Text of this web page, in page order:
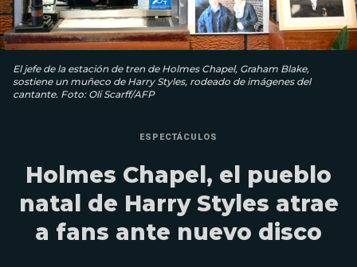
El jefe de la estación de tren de Holmes Chapel, Graham Blake,
sostiene un muñeco de Harry Styles, rodeado de imágenes del
cantante. Foto: Oli Scarff/AFP
ESPECTÁCULOS
Holmes Chapel, el pueblo
natal de Harry Styles atrae
a fans ante nuevo disco